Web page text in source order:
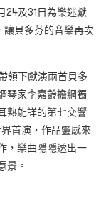
24及31日為樂迷獻
讓貝多芬的音樂再次
領下獻演兩首貝多
琴家李嘉齡擔綱獨
熟能詳的第七交響
首演，作品靈感來
，樂曲隱隱透出一
景。